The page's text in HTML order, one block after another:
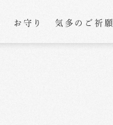
お守り 気多のご祈願